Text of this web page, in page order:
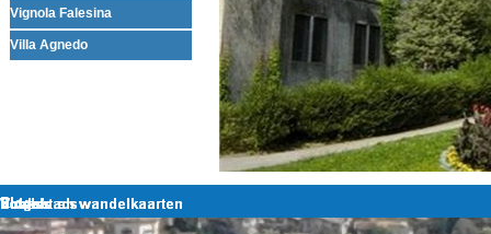
Vignola Falesina
Villa Agnedo